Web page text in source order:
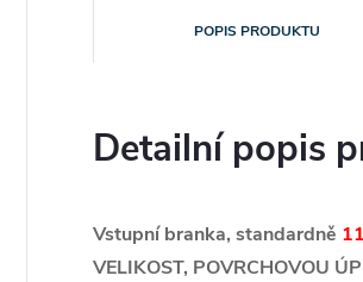
POPIS PRODUKTU
Detailní popis
Vstupní branka, standardně
VELIKOST, POVRCHOVOU